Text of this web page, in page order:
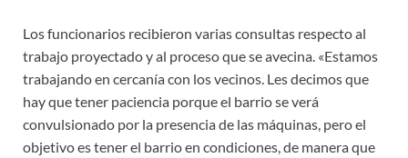
Los funcionarios recibieron varias consultas respecto al
trabajo proyectado y al proceso que se avecina. «Estamos
trabajando en cercanía con los vecinos. Les decimos que
hay que tener paciencia porque el barrio se verá
convulsionado por la presencia de las máquinas, pero el
objetivo es tener el barrio en condiciones, de manera que